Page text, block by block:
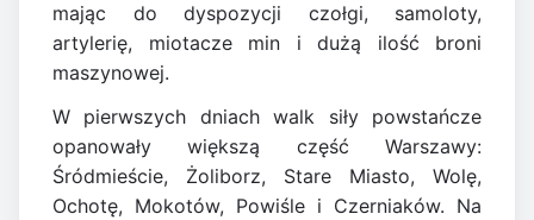
mając do dyspozycji czołgi, samoloty,
artylerię, miotacze min i dużą ilość broni
maszynowej.
W pierwszych dniach walk siły powstańcze
opanowały większą część Warszawy:
Śródmieście, Żoliborz, Stare Miasto, Wolę,
Ochotę, Mokotów, Powiśle i Czerniaków. Na